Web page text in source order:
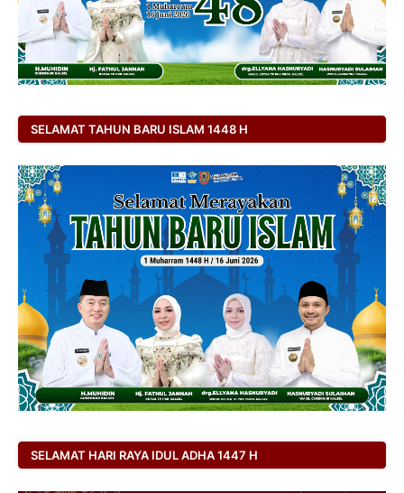
SELAMAT TAHUN BARU ISLAM 1448 H
SELAMAT HARI RAYA IDUL ADHA 1447 H